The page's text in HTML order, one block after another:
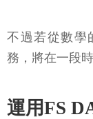
不過若從數學
務，將在一段
運用FS